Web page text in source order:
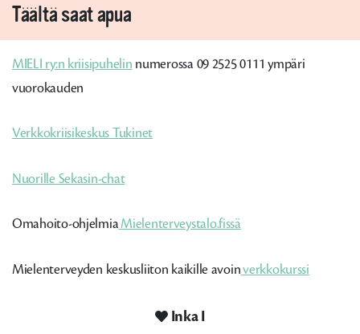
Täältä saat apua
MIELI ry:n kriisipuhelin numerossa 09 2525 0111 ympäri
vuorokauden
Verkkokriisikeskus Tukinet
Nuorille Sekasin-chat
Omahoito-ohjelmiaMielenterveystalo.fissä
Mielenterveyden keskusliiton kaikille avoinverkkokurssi
Inka I